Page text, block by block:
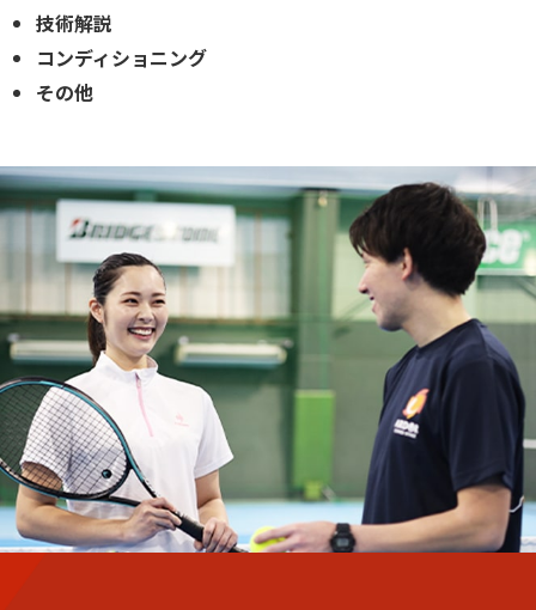
技術解説
コンディショニング
その他